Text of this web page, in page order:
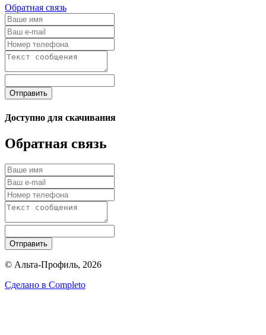
Обратная связь
Отправить
Доступно для скачивания
Обратная связь
Отправить
© Альта-Профиль, 2026
Сделано в Completo